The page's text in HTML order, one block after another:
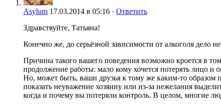
Asylum 17.03.2014 в 05:16 · Ответить
Здравствуйте, Татьяна!
Конечно же, до серьёзной зависимости от алкоголя
Причина такого вашего поведения возможно кроется в
продолжение работы: мало кому хочется потерять лицо и
Но, может быть, ваши друзья к тому же каким-то образом
показать неуважение хозяину или из-за нежелания
когда и почему вы потеряли контроль. В целом, многие